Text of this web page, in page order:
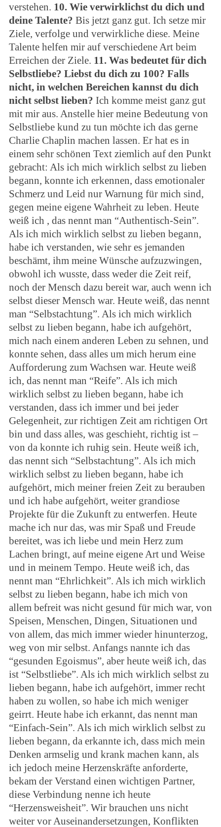
verstehen. 10. Wie verwirklichst du dich und
deine Talente? Bis jetzt ganz gut. Ich setze mir
Ziele, verfolge und verwirkliche diese. Meine
Talente helfen mir auf verschiedene Art beim
Erreichen der Ziele. 11. Was bedeutet für dich
Selbstliebe? Liebst du dich zu 100? Falls
nicht, in welchen Bereichen kannst du dich
nicht selbst lieben? Ich komme meist ganz gut
mit mir aus. Anstelle hier meine Bedeutung von
Selbstliebe kund zu tun möchte ich das gerne
Charlie Chaplin machen lassen. Er hat es in
einem sehr schönen Text ziemlich auf den Punkt
gebracht: Als ich mich wirklich selbst zu lieben
begann, konnte ich erkennen, dass emotionaler
Schmerz und Leid nur Warnung für mich sind,
gegen meine eigene Wahrheit zu leben. Heute
weiß ich , das nennt man “Authentisch-Sein”.
Als ich mich wirklich selbst zu lieben begann,
habe ich verstanden, wie sehr es jemanden
beschämt, ihm meine Wünsche aufzuzwingen,
obwohl ich wusste, dass weder die Zeit reif,
noch der Mensch dazu bereit war, auch wenn ich
selbst dieser Mensch war. Heute weiß, das nennt
man “Selbstachtung”. Als ich mich wirklich
selbst zu lieben begann, habe ich aufgehört,
mich nach einem anderen Leben zu sehnen, und
konnte sehen, dass alles um mich herum eine
Aufforderung zum Wachsen war. Heute weiß
ich, das nennt man “Reife”. Als ich mich
wirklich selbst zu lieben begann, habe ich
verstanden, dass ich immer und bei jeder
Gelegenheit, zur richtigen Zeit am richtigen Ort
bin und dass alles, was geschieht, richtig ist –
von da konnte ich ruhig sein. Heute weiß ich,
das nennt sich “Selbstachtung”. Als ich mich
wirklich selbst zu lieben begann, habe ich
aufgehört, mich meiner freien Zeit zu berauben
und ich habe aufgehört, weiter grandiose
Projekte für die Zukunft zu entwerfen. Heute
mache ich nur das, was mir Spaß und Freude
bereitet, was ich liebe und mein Herz zum
Lachen bringt, auf meine eigene Art und Weise
und in meinem Tempo. Heute weiß ich, das
nennt man “Ehrlichkeit”. Als ich mich wirklich
selbst zu lieben begann, habe ich mich von
allem befreit was nicht gesund für mich war, von
Speisen, Menschen, Dingen, Situationen und
von allem, das mich immer wieder hinunterzog,
weg von mir selbst. Anfangs nannte ich das
“gesunden Egoismus”, aber heute weiß ich, das
ist “Selbstliebe”. Als ich mich wirklich selbst zu
lieben begann, habe ich aufgehört, immer recht
haben zu wollen, so habe ich mich weniger
geirrt. Heute habe ich erkannt, das nennt man
“Einfach-Sein”. Als ich mich wirklich selbst zu
lieben begann, da erkannte ich, dass mich mein
Denken armselig und krank machen kann, als
ich jedoch meine Herzenskräfte anforderte,
bekam der Verstand einen wichtigen Partner,
diese Verbindung nenne ich heute
“Herzensweisheit”. Wir brauchen uns nicht
weiter vor Auseinandersetzungen, Konflikten